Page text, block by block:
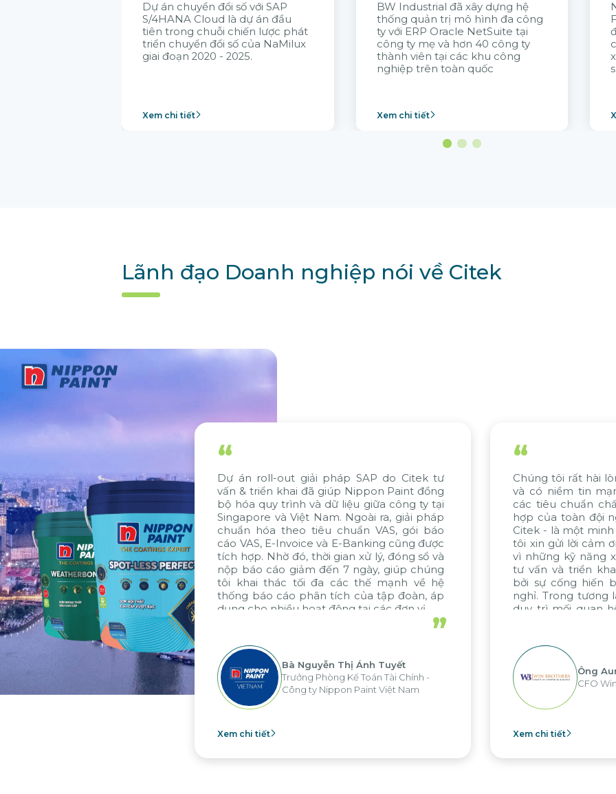
Dự án chuyển đổi số với SAP
S/4HANA Cloud là dự án đầu
tiên trong chuỗi chiến lược phát
triển chuyển đổi số của NaMilux
giai đoạn 2020 - 2025.
Xem chi tiết
BW Industrial đã xây dựng hệ
thống quản trị mô hình đa công
ty với ERP Oracle NetSuite tại
công ty mẹ và hơn 40 công ty
thành viên tại các khu công
nghiệp trên toàn quốc
Xem chi tiết
Lãnh đạo Doanh nghiệp nói về Citek
giải pháp SAP do Citek tư
khai đã giúp Nippon Paint đồng
trình và dữ liệu giữa công ty tại
Việt Nam. Ngoài ra, giải pháp
theo tiêu chuẩn VAS, gói báo
Invoice và E-Banking cũng được
đó, thời gian xử lý, đóng sổ và
giảm đến 7 ngày, giúp chúng
tối đa các thế mạnh về hệ
phân tích của tập đoàn, áp
hoạt động tại các đơn vị
”
Bà Nguyễn Thị Ánh Tuyết
Trưởng Phòng Kế Toán Tài Chính -
Công ty Nippon Paint Việt Nam
Chúng tôi rất hài lòng với tiến độ của dự án
và có niềm tin mạnh mẽ về việc đáp ứng
các tiêu chuẩn chất lượng. Sự nỗ lực phối
hợp của toàn đội ngũ, đặc biệt từ WBG và
Citek - là một minh chứng tiêu biểu. Chúng
tôi xin gửi lời cảm ơn chân thành đến Citek
vì những kỹ năng xuất sắc trong quá trình
tư vấn và triển khai dự án, được thúc đẩy
bởi sự cống hiến bền bỉ và không ngừng
nghỉ. Trong tương lai, chúng tôi hy vọng sẽ
duy trì mối quan hệ hợp tác hiệu quả này
Ông Aung Myint Oo
CFO Win Brothers Group
Xem chi tiết
Nỗ lực của tập
gồm KMW
Citek, đều
đánh giá cao
khai xuất sắc
tinh thần cống
dự án trong
chúng tôi
cùng Citek.
Xem chi tiết